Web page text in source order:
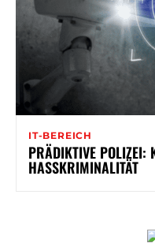
IT-BEREICH
PRÄDIKTIVE POLIZEI:
HASSKRIMINALITÄT